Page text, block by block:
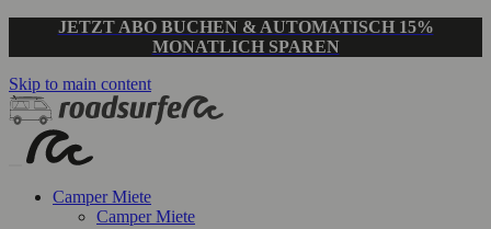
JETZT ABO BUCHEN & AUTOMATISCH 15%
MONATLICH SPAREN
Skip to main content
Camper Miete
Camper Miete